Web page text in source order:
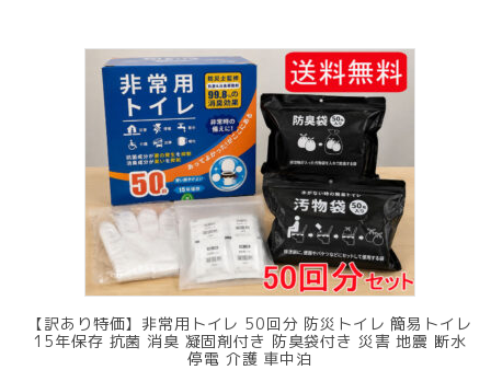
【訳あり特価】非常用トイレ 50回分 防災トイレ 簡易トイレ
15年保存 抗菌 消臭 凝固剤付き 防臭袋付き 災害 地震 断水
停電 介護 車中泊